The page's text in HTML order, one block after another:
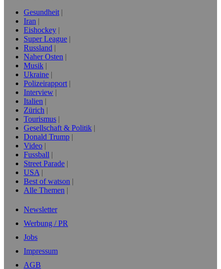
Gesundheit
Iran
Eishockey
Super League
Russland
Naher Osten
Musik
Ukraine
Polizeirapport
Interview
Italien
Zürich
Tourismus
Gesellschaft & Politik
Donald Trump
Video
Fussball
Street Parade
USA
Best of watson
Alle Themen
Newsletter
Werbung / PR
Jobs
Impressum
AGB